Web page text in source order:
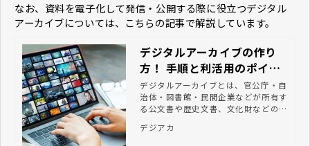
なお、資料を電子化して発信・公開する際に役立つデジタル
アーカイブについては、こちらの記事で解説しています。
デジタルアーカイブの作り
方！ 手順と利活用のポイン
ト
デジタルアーカイブとは、官公庁・自
治体・図書館・民間企業などが所有す
る公文書や歴史文書、文化財などの情
です。デジタルアーカイブを構築する
デジアカ